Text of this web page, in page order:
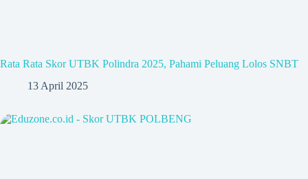
Rata Rata Skor UTBK Polindra 2025, Pahami Peluang Lolos SNBT
13 April 2025